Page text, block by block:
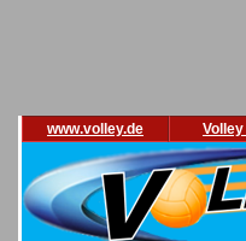
www.volley.de